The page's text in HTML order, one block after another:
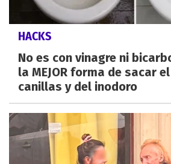
HACKS
No es con vinagre ni
la MEJOR forma de sacar
canillas y del inodoro